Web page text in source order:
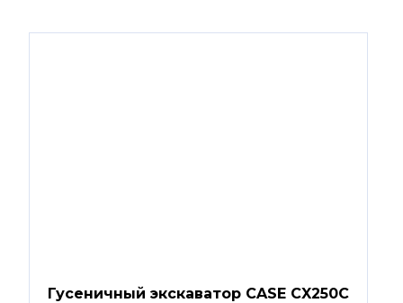
Гусеничный экскаватор CASE CX250C